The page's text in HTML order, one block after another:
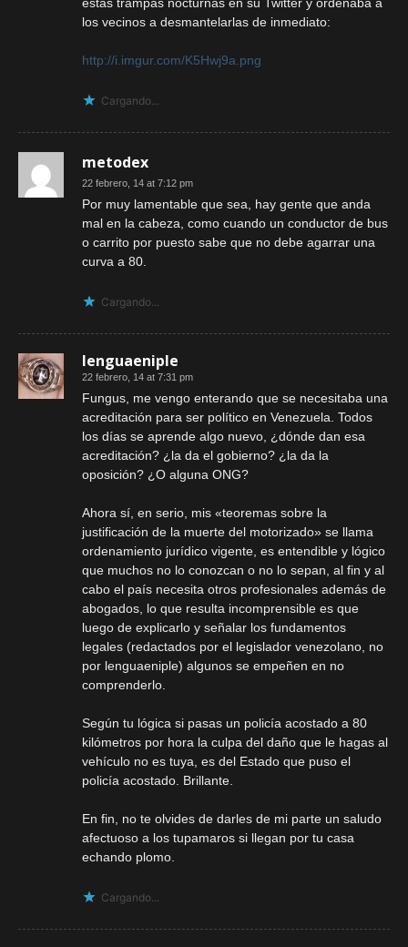
los vecinos a desmantelarlas de inmediato:
http://i.imgur.com/K5Hwj9a.png
Cargando...
metodex
22 febrero, 14 at 7:12 pm
Por muy lamentable que sea, hay gente que anda
mal en la cabeza, como cuando un conductor de bus
o carrito por puesto sabe que no debe agarrar una
curva a 80.
Cargando...
lenguaeniple
22 febrero, 14 at 7:31 pm
Fungus, me vengo enterando que se necesitaba una
acreditación para ser político en Venezuela. Todos
los días se aprende algo nuevo, ¿dónde dan esa
acreditación? ¿la da el gobierno? ¿la da la
oposición? ¿O alguna ONG?
Ahora sí, en serio, mis «teoremas sobre la
justificación de la muerte del motorizado» se llama
ordenamiento jurídico vigente, es entendible y lógico
que muchos no lo conozcan o no lo sepan, al fin y al
cabo el país necesita otros profesionales además de
abogados, lo que resulta incomprensible es que
luego de explicarlo y señalar los fundamentos
legales (redactados por el legislador venezolano, no
por lenguaeniple) algunos se empeñen en no
comprenderlo.
Según tu lógica si pasas un policía acostado a 80
kilómetros por hora la culpa del daño que le hagas al
vehículo no es tuya, es del Estado que puso el
policía acostado. Brillante.
En fin, no te olvides de darles de mi parte un saludo
afectuoso a los tupamaros si llegan por tu casa
echando plomo.
Cargando...